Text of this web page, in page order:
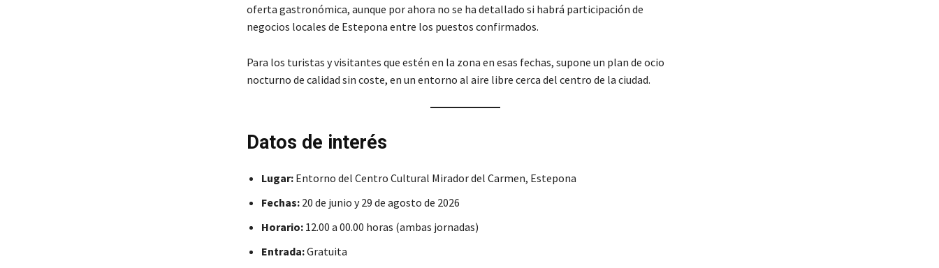
oferta gastronómica, aunque por ahora no se ha detallado si habrá participación de
negocios locales de Estepona entre los puestos confirmados.
Para los turistas y visitantes que estén en la zona en esas fechas, supone un plan de ocio
nocturno de calidad sin coste, en un entorno al aire libre cerca del centro de la ciudad.
Datos de interés
Lugar:Entorno del Centro Cultural Mirador del Carmen, Estepona
Fechas:20 de junio y 29 de agosto de 2026
Horario:12.00 a 00.00 horas (ambas jornadas)
Entrada:Gratuita